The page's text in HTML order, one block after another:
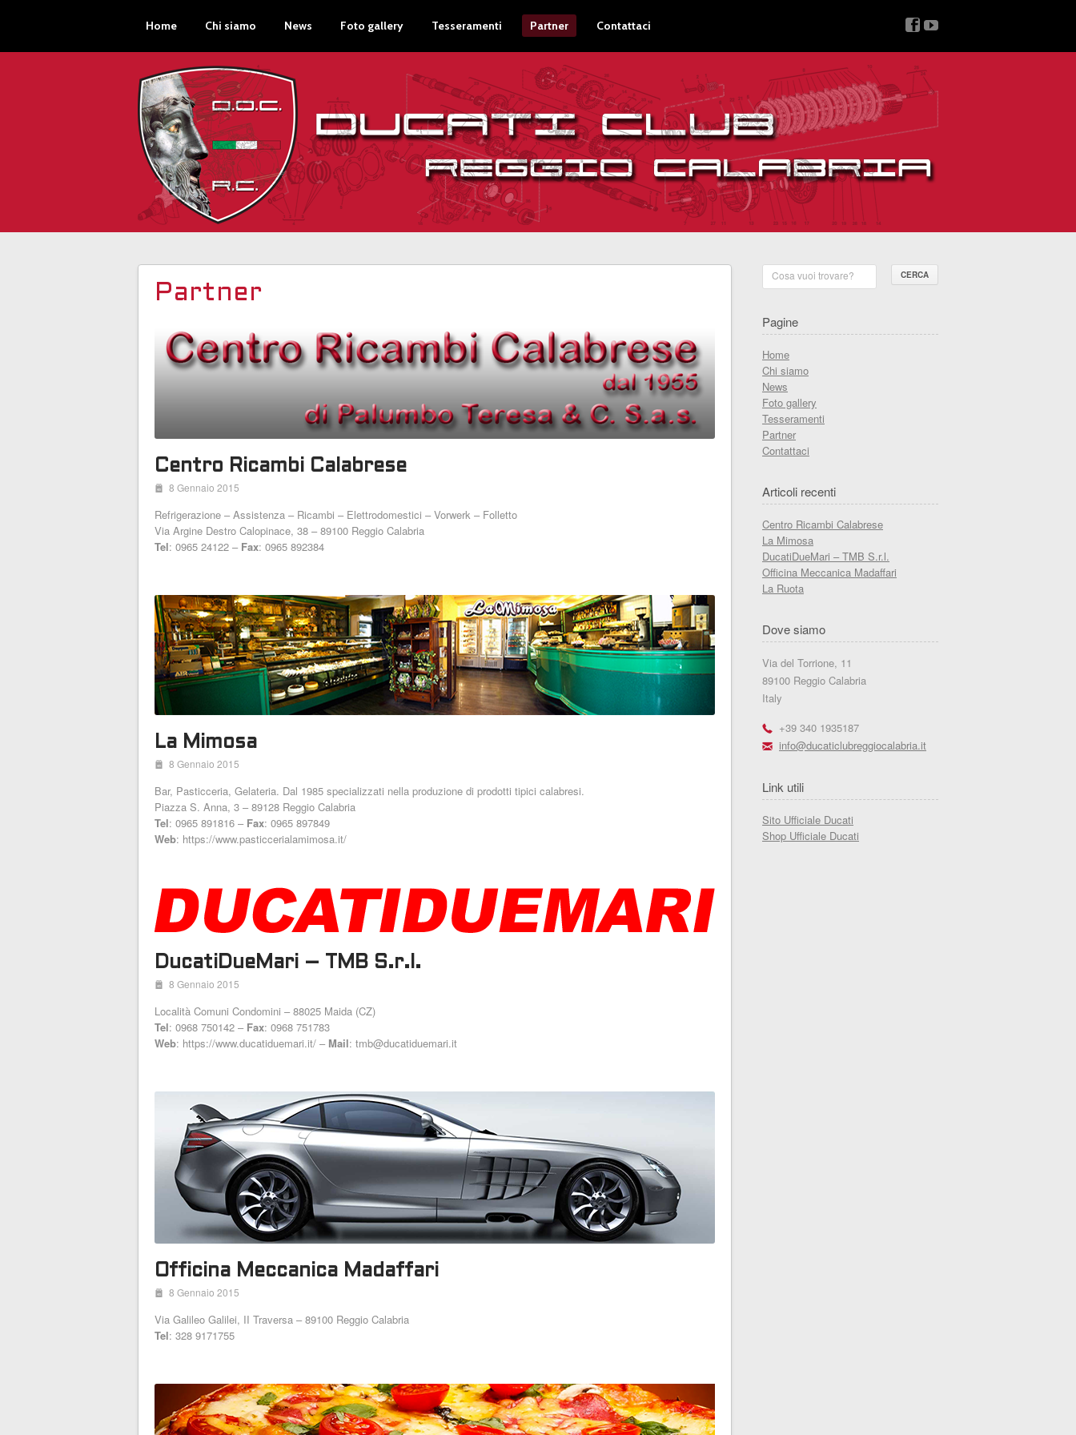
Home Chi siamo News Foto gallery Tesseramenti Partner Contattaci v z
Partner
Centro Ricambi Calabrese
i 8 Gennaio 2015
Refrigerazione – Assistenza – Ricambi – Elettrodomestici – Vorwerk – Folletto
Via Argine Destro Calopinace, 38 – 89100 Reggio Calabria
Tel: 0965 24122 – Fax: 0965 892384
La Mimosa
i 8 Gennaio 2015
Bar, Pasticceria, Gelateria. Dal 1985 specializzati nella produzione di prodotti tipici calabresi.
Piazza S. Anna, 3 – 89128 Reggio Calabria
Tel: 0965 891816 – Fax: 0965 897849
Web: https://www.pasticcerialamimosa.it/
DucatiDueMari – TMB S.r.l.
i 8 Gennaio 2015
Località Comuni Condomini – 88025 Maida (CZ)
Tel: 0968 750142 – Fax: 0968 751783
Web: https://www.ducatiduemari.it/ – Mail: tmb@ducatiduemari.it
Officina Meccanica Madaffari
i 8 Gennaio 2015
Via Galileo Galilei, II Traversa – 89100 Reggio Calabria
Tel: 328 9171755
Cosa vuoi trovare?
Pagine
Home
Chi siamo
News
Foto gallery
Tesseramenti
Partner
Contattaci
Articoli recenti
Centro Ricambi Calabrese
La Mimosa
DucatiDueMari – TMB S.r.l.
Officina Meccanica Madaffari
La Ruota
Dove siamo
Via del Torrione, 11
89100 Reggio Calabria
Italy
r +39 340 1935187
h info@ducaticlubreggiocalabria.it
Link utili
Sito Ufficiale Ducati
Shop Ufficiale Ducati